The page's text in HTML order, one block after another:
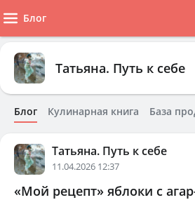
Блог
Татьяна. Путь к себе
Блог Кулинарная книга База
Татьяна. Путь к себе
11.04.2026 12:37
«Мой рецепт» яблоки с